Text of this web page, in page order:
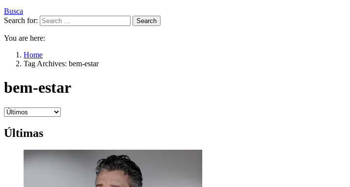
Busca
Search for:
Search
You are here:
Home
Tag Archives: bem-estar
bem-estar
Últimas